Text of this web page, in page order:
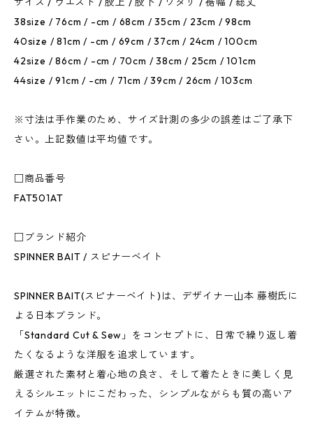
38size / 76cm / -cm / 68cm / 35cm / 23cm / 98cm
40size / 81cm / -cm / 69cm / 37cm / 24cm / 100cm
42size / 86cm / -cm / 70cm / 38cm / 25cm / 101cm
44size / 91cm / -cm / 71cm / 39cm / 26cm / 103cm
※寸法は手作業のため、サイズ計測の多少の誤差はご了承下
さい。上記数値は平均値です。
□商品番号
FAT501AT
□ブランド紹介
SPINNER BAIT / スピナーベイト
SPINNER BAIT(スピナーベイト)は、デザイナー山本 藤樹氏に
よる日本ブランド。
「Standard Cut & Sew」をコンセプトに、日常で繰り返し着
たくなるような洋服を追求しています。
厳選された素材と着心地の良さ、そして着たときに美しく見
えるシルエットにこだわった、シンプルながらも質の高いア
イテムが特徴。